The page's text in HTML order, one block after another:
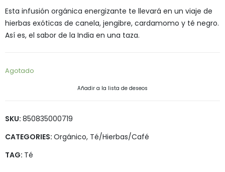
Esta infusión orgánica energizante te llevará en un viaje de
hierbas exóticas de canela, jengibre, cardamomo y té negro.
Así es, el sabor de la India en una taza.
Agotado
Añadir a la lista de deseos
SKU: 850835000719
CATEGORIES: Orgánico, Té/Hierbas/Café
TAG: Té